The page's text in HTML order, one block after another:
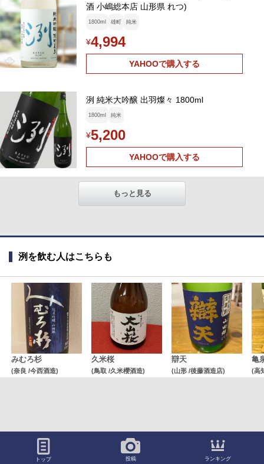
酒 小嶋総本店 山形県 れつ)
1800ml 雄町 純米
¥4,994
YAHOOで購入する
洌 純米大吟醸 出羽燦々 1800ml
1800ml 純米
¥5,200
YAHOOで購入する
もっと見る
洌を飲む人はこちらも
みむろ杉
(奈良 /今西酒造)
久米桜
(鳥取 /久米櫻酒造)
辯天
(山形 /後藤酒造店)
亀
(高
トップ 投稿 ランキング